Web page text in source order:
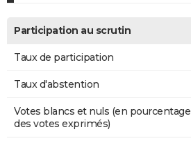
Participation au scrutin
Taux de participation
Taux d'abstention
Votes blancs et nuls (en pourcentage
des votes exprimés)